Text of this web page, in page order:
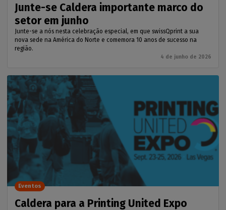
Junte-se Caldera importante marco do
setor em junho
Junte-se a nós nesta celebração especial, em que swissQprint a sua
nova sede na América do Norte e comemora 10 anos de sucesso na
região.
4 de junho de 2026
Caldera para a Printing United Expo
Eventos